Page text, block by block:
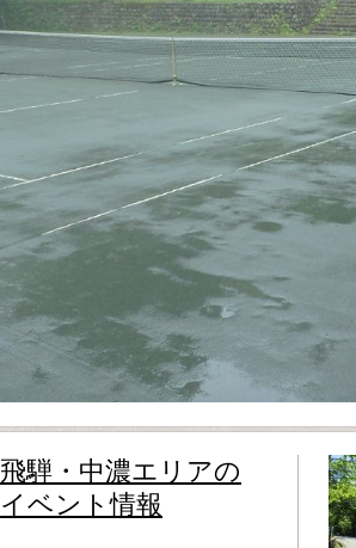
飛騨・中濃エリアの
イベント情報